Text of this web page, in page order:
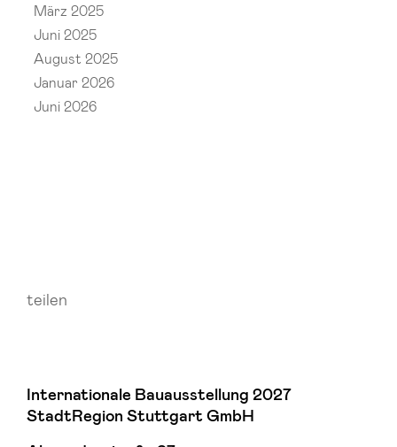
teilen
März 2025
Juni 2025
August 2025
Januar 2026
Juni 2026
Internationale Bauausstellung 2027
StadtRegion Stuttgart GmbH